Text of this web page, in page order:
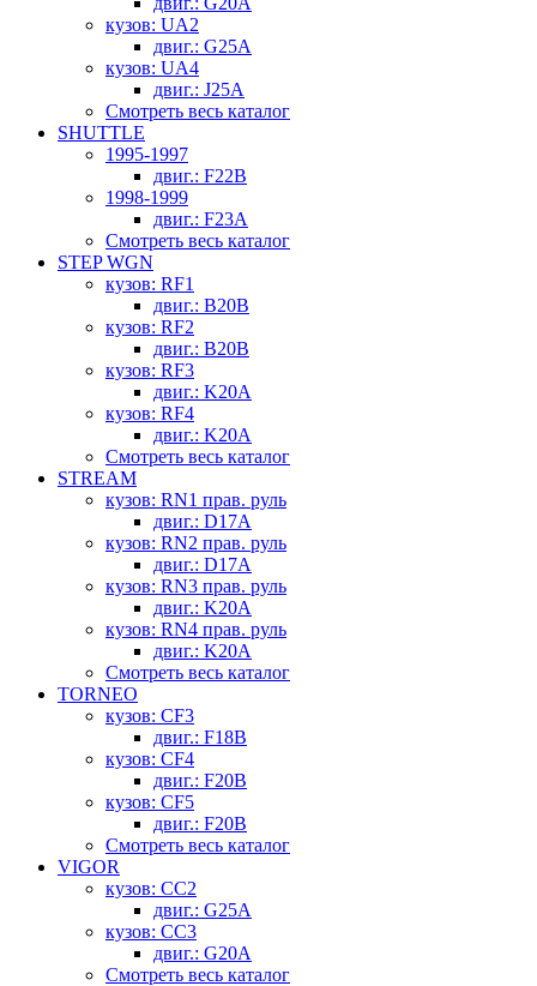
кузов: UA2
двиг.: G25A
кузов: UA4
двиг.: J25A
Смотреть весь каталог
SHUTTLE
1995-1997
двиг.: F22B
1998-1999
двиг.: F23A
Смотреть весь каталог
STEP WGN
кузов: RF1
двиг.: B20B
кузов: RF2
двиг.: B20B
кузов: RF3
двиг.: K20A
кузов: RF4
двиг.: K20A
Смотреть весь каталог
STREAM
кузов: RN1 прав. руль
двиг.: D17A
кузов: RN2 прав. руль
двиг.: D17A
кузов: RN3 прав. руль
двиг.: K20A
кузов: RN4 прав. руль
двиг.: K20A
Смотреть весь каталог
TORNEO
кузов: CF3
двиг.: F18B
кузов: CF4
двиг.: F20B
кузов: CF5
двиг.: F20B
Смотреть весь каталог
VIGOR
кузов: CC2
двиг.: G25A
кузов: CC3
двиг.: G20A
Смотреть весь каталог